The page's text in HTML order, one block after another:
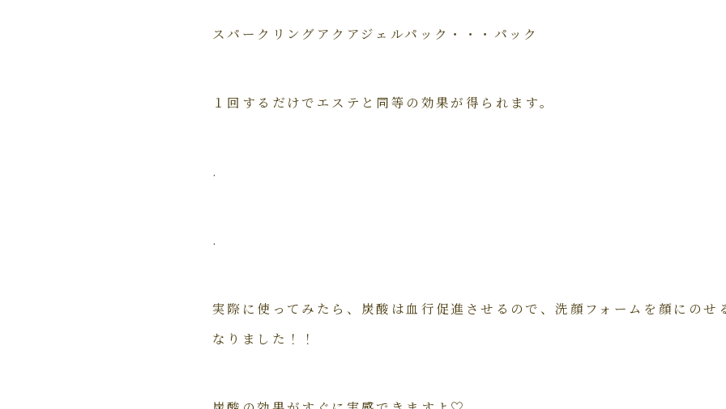
スパークリングアクアジェルパック・・・パック
１回するだけでエステと同等の効果が得られます。
.
.
実際に使ってみたら、炭酸は血行促進させるので、洗顔フォームを顔にのせ
なりました！！